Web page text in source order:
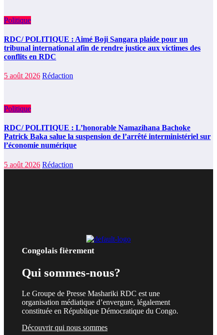
Politique
RDC/ POLITIQUE : Aimé Boji Sangara plaide pour un
tribunal international afin de rendre justice aux victimes des
conflits en RDC
5 août 2026 Rédaction
Politique
RDC/ POLITIQUE : L’honorable Namazihana Bachoke
Patrick Baka salue la suspension de l’arrêté interministériel sur
l’économie numérique
5 août 2026 Rédaction
Congolais fièrement
Qui sommes-nous?
Le Groupe de Presse Mashariki RDC est une
organisation médiatique d’envergure, légalement
constituée en République Démocratique du Congo.
Découvrir qui nous sommes